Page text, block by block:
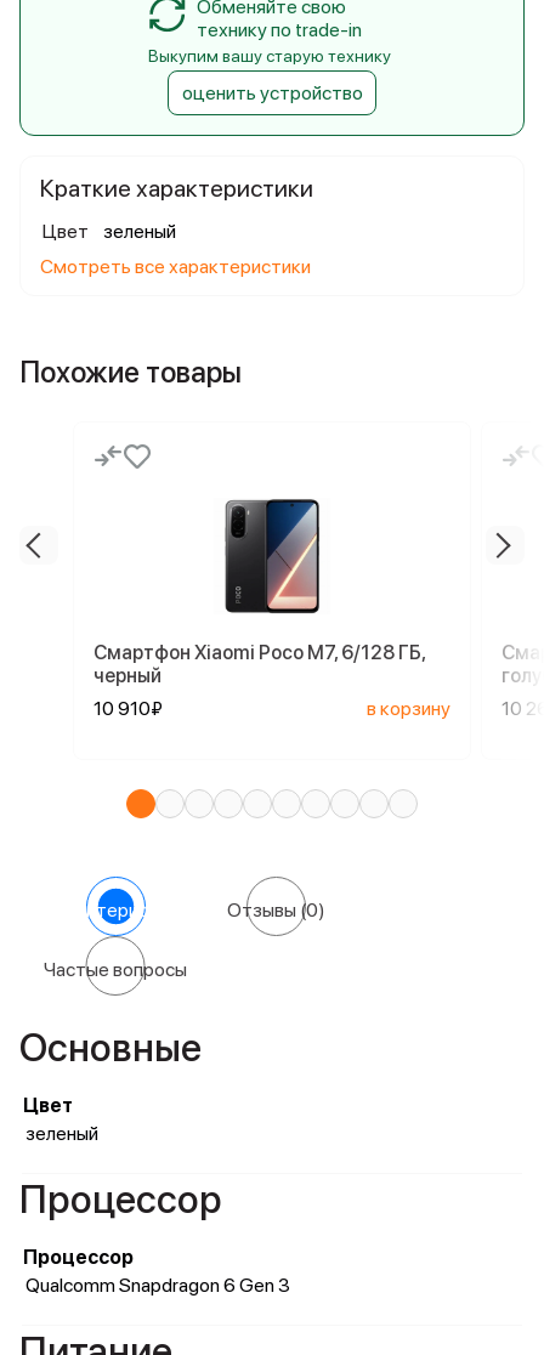
Краткие характеристики
Цвет
зеленый
Смотреть все характеристики
Обменяйте свою
технику по trade-in
Выкупим вашу старую технику
оценить устройство
Похожие товары
Смартфон Xiaomi Poco M7, 6/128 ГБ,
черный
10 910₽
в корзину
10
Характеристики Отзывы (0)
Частые вопросы
Основные
Цвет
зеленый
Процессор
Процессор
Qualcomm Snapdragon 6 Gen 3